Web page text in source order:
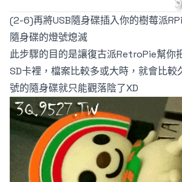
(2-6)再將USB隨身碟插入你的樹莓派
隨身碟的燈號熄滅
此步驟的目的是讓復古派RetroPie幫你
SD卡裡，檔案比較多或大時，就會比較
號的隨身碟就只能觀落陰了XD